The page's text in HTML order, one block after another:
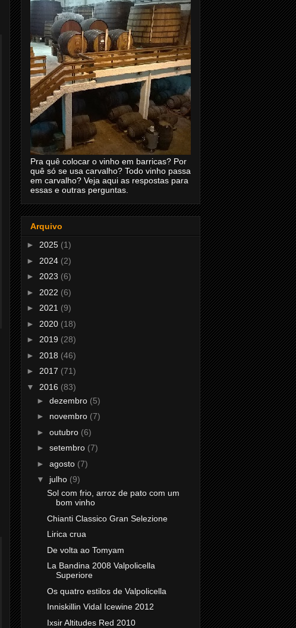
Pra quê colocar o vinho em barricas? Por
quê só se usa carvalho? Todo vinho passa
em carvalho? Veja aqui as respostas para
essas e outras perguntas.
Arquivo
► 2025 (1)
► 2024 (2)
► 2023 (6)
► 2022 (6)
► 2021 (9)
► 2020 (18)
► 2019 (28)
► 2018 (46)
► 2017 (71)
▼ 2016 (83)
► dezembro (5)
► novembro (7)
► outubro (6)
► setembro (7)
► agosto (7)
▼ julho (9)
Sol com frio, arroz de pato com um
bom vinho
Chianti Classico Gran Selezione
Lirica crua
De volta ao Tomyam
La Bandina 2008 Valpolicella
Superiore
Os quatro estilos de Valpolicella
Inniskillin Vidal Icewine 2012
Ixsir Altitudes Red 2010